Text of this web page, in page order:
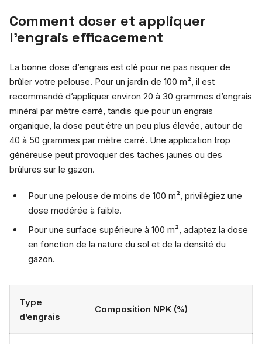
Comment doser et appliquer
l’engrais efficacement
La bonne dose d’engrais est clé pour ne pas risquer de
brûler votre pelouse. Pour un jardin de 100 m², il est
recommandé d’appliquer environ 20 à 30 grammes d’engrais
minéral par mètre carré, tandis que pour un engrais
organique, la dose peut être un peu plus élevée, autour de
40 à 50 grammes par mètre carré. Une application trop
généreuse peut provoquer des taches jaunes ou des
brûlures sur le gazon.
Pour une pelouse de moins de 100 m², privilégiez une
dose modérée à faible.
Pour une surface supérieure à 100 m², adaptez la dose
en fonction de la nature du sol et de la densité du
gazon.
Type
d’engrais
Composition NPK (%)